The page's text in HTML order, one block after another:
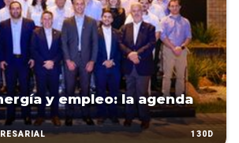
y empleo: la agenda
130D